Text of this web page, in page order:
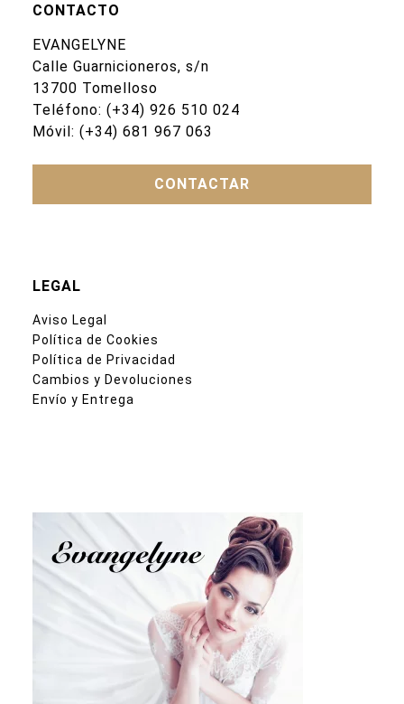
CONTACTO
EVANGELYNE
Calle Guarnicioneros, s/n
13700 Tomelloso
Teléfono: (+34) 926 510 024
Móvil: (+34) 681 967 063
CONTACTAR
LEGAL
Aviso Legal
Política de Cookies
Política de Privacidad
Cambios y Devoluciones
Envío y Entrega